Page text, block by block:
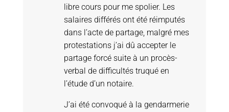
libre cours pour me spolier. Les
salaires différés ont été réimputés
dans l’acte de partage, malgré mes
protestations j’ai dû accepter le
partage forcé suite à un procès-
verbal de difficultés truqué en
l’étude d’un notaire.
J’ai été convoqué à la gendarmerie